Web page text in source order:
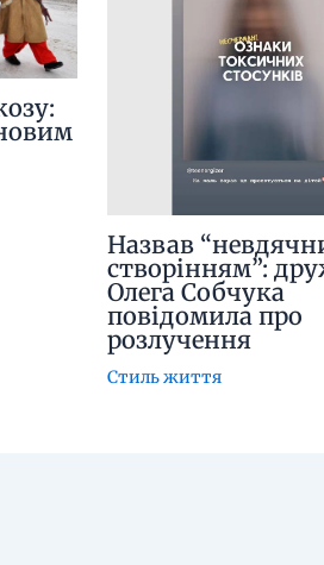
Назвав
створінням”:
Олега Собчука
повідомила про
розлучення
Стиль життя